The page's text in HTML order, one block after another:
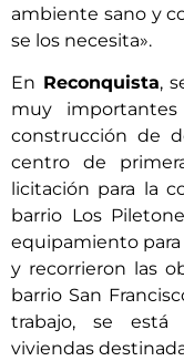
ambiente sano y
se los necesita».
En Reconquista,
muy
construcción de
centro de
licitación para la
barrio Los
equipamiento
y recorrieron las
barrio San
trabajo, se está
viviendas